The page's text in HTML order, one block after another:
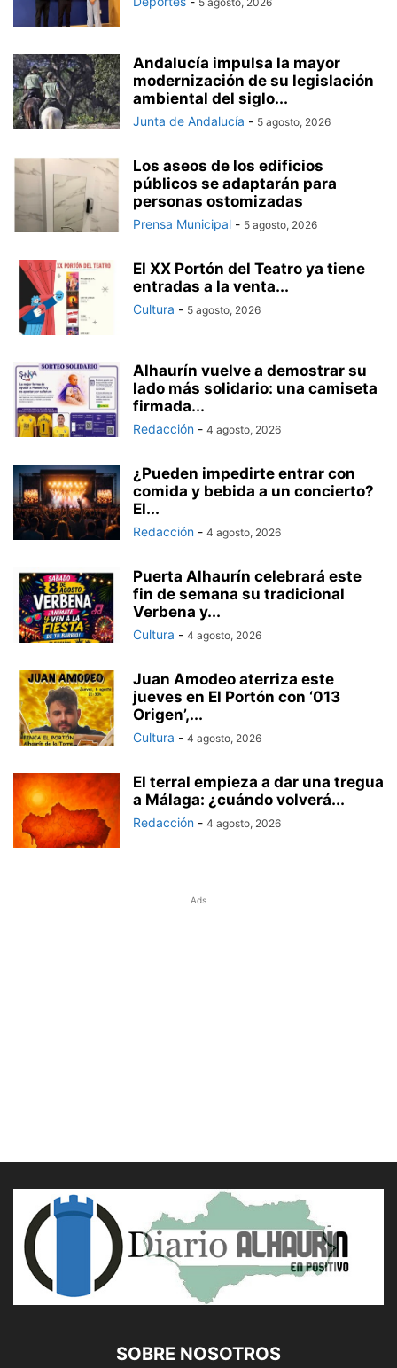
Andalucía impulsa la mayor
modernización de su legislación
ambiental del siglo...
Junta de Andalucía - 5 agosto, 2026
Los aseos de los edificios
públicos se adaptarán para
personas ostomizadas
Prensa Municipal - 5 agosto, 2026
El XX Portón del Teatro ya tiene
entradas a la venta...
Cultura - 5 agosto, 2026
Alhaurín vuelve a demostrar su
lado más solidario: una camiseta
firmada...
Redacción - 4 agosto, 2026
¿Pueden impedirte entrar con
comida y bebida a un concierto?
El...
Redacción - 4 agosto, 2026
Puerta Alhaurín celebrará este
fin de semana su tradicional
Verbena y...
Cultura - 4 agosto, 2026
Juan Amodeo aterriza este
jueves en El Portón con ‘013
Origen’,...
Cultura - 4 agosto, 2026
El terral empieza a dar una tregua
a Málaga: ¿cuándo volverá...
Redacción - 4 agosto, 2026
Ads
SOBRE NOSOTROS